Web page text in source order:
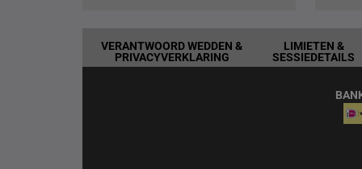
VERANTWOORD WEDDEN &
PRIVACYVERKLARING
LIMIETEN &
SESSIEDETAILS